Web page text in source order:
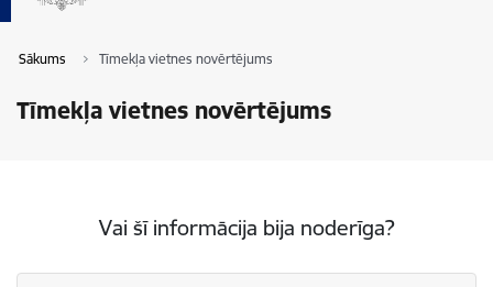
Sākums Tīmekļa vietnes novērtējums
Tīmekļa vietnes novērtējums
Vai šī informācija bija noderīga?